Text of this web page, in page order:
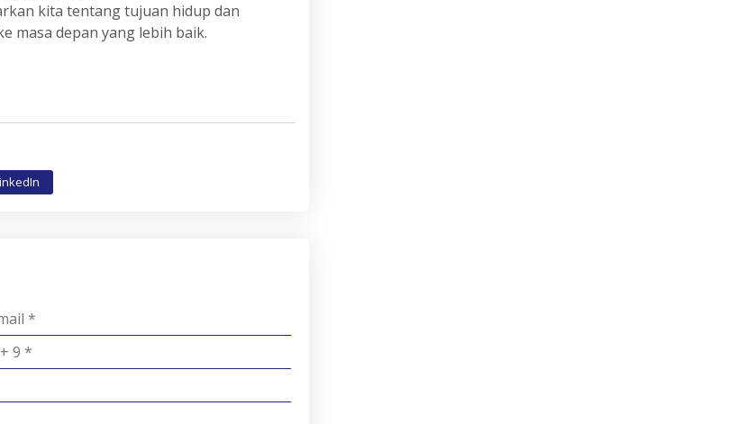
kita tentang tujuan hidup dan
masa depan yang lebih baik.